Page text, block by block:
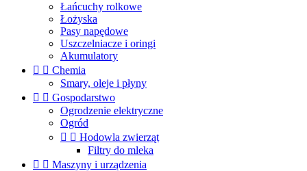
Łańcuchy rolkowe
Łożyska
Pasy napędowe
Uszczelniacze i oringi
Akumulatory
  Chemia
Smary, oleje i płyny
  Gospodarstwo
Ogrodzenie elektryczne
Ogród
  Hodowla zwierząt
Filtry do mleka
  Maszyny i urządzenia